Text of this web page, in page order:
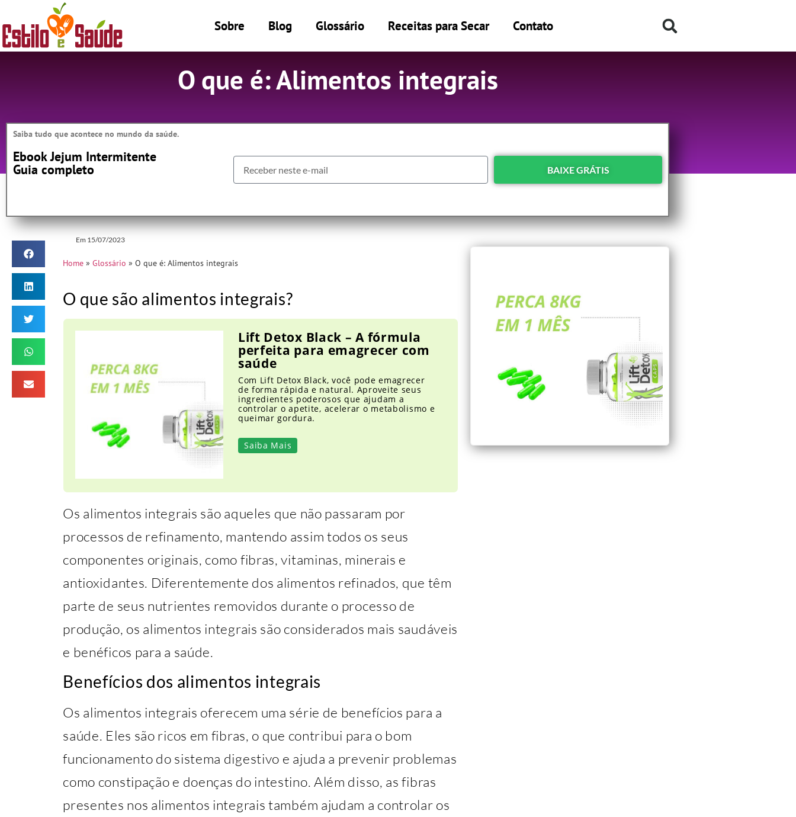
Sobre Blog Glossário Receitas para Secar Contato
O que é: Alimentos integrais
Saiba tudo que acontece no mundo da saúde.
Ebook Jejum Intermitente
Guia completo BAIXE GRÁTIS
Em 15/07/2023
Home »Glossário »O que é: Alimentos integrais
O que são alimentos integrais?
Lift Detox Black – A fórmula
perfeita para emagrecer com
saúde
Com Lift Detox Black, você pode emagrecer
de forma rápida e natural. Aproveite seus
ingredientes poderosos que ajudam a
controlar o apetite, acelerar o metabolismo e
queimar gordura.
Saiba Mais
Os alimentos integrais são aqueles que não passaram por
processos de refinamento, mantendo assim todos os seus
componentes originais, como fibras, vitaminas, minerais e
antioxidantes. Diferentemente dos alimentos refinados, que têm
parte de seus nutrientes removidos durante o processo de
produção, os alimentos integrais são considerados mais saudáveis
e benéficos para a saúde.
Benefícios dos alimentos integrais
Os alimentos integrais oferecem uma série de benefícios para a
saúde. Eles são ricos em fibras, o que contribui para o bom
funcionamento do sistema digestivo e ajuda a prevenir problemas
como constipação e doenças do intestino. Além disso, as fibras
presentes nos alimentos integrais também ajudam a controlar os